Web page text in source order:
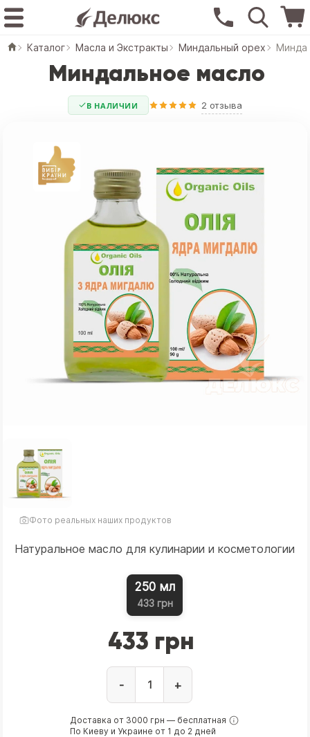
Каталог Масла и Экстракты Миндальный орех
Миндальное масло
В НАЛИЧИИ 2 отзыва
Фото реальных наших продуктов
Натуральное масло для кулинарии и косметологии
250 мл
433 грн
433 грн
- +
Доставка от 3000 грн — бесплатная
По Киеву и Украине от 1 до 2 дней